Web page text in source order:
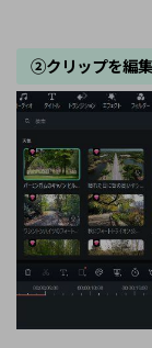
②クリップを編集